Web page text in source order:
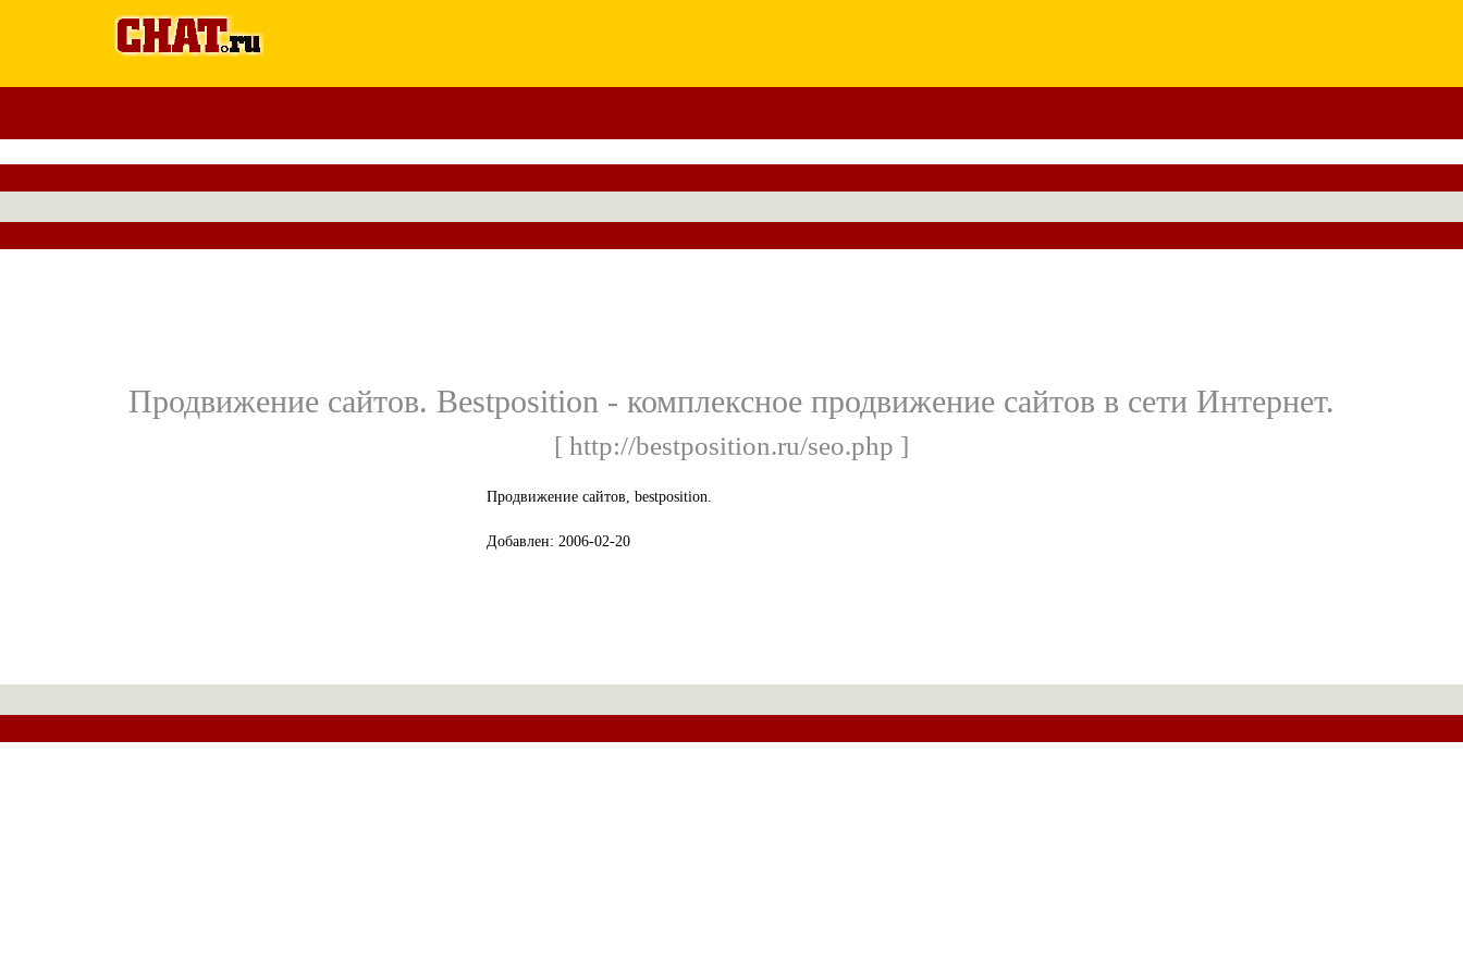
Продвижение сайтов. Bestposition - комплексное продвижение сайтов в сети Интернет.
[ http://bestposition.ru/seo.php ]
Продвижение сайтов, bestposition.
Добавлен: 2006-02-20